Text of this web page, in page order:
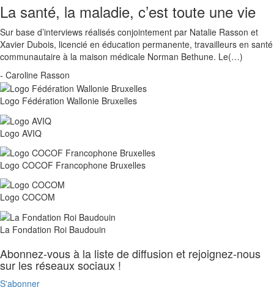
La santé, la maladie, c’est toute une vie
Sur base d’interviews réalisés conjointement par Natalie Rasson et
Xavier Dubois, licencié en éducation permanente, travailleurs en santé
communautaire à la maison médicale Norman Bethune. Le(…)
- Caroline Rasson
Logo Fédération Wallonie Bruxelles
Logo AVIQ
Logo COCOF Francophone Bruxelles
Logo COCOM
La Fondation Roi Baudouin
Abonnez-vous à la liste de diffusion et rejoignez-nous
sur les réseaux sociaux !
S'abonner